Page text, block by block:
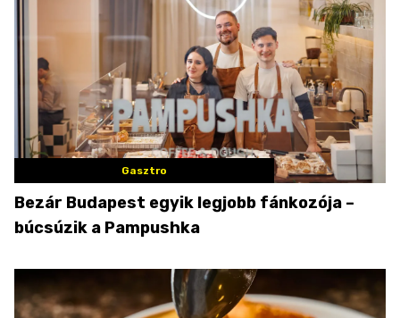
Gasztro
Bezár Budapest egyik legjobb fánkozója –
búcsúzik a Pampushka